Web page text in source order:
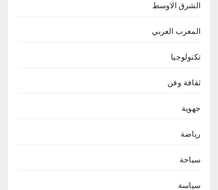
الشرق الاوسط
المغرب العربي
تكنولوجيا
ثقافة وفن
جهوية
رياضة
سياحة
سياسة